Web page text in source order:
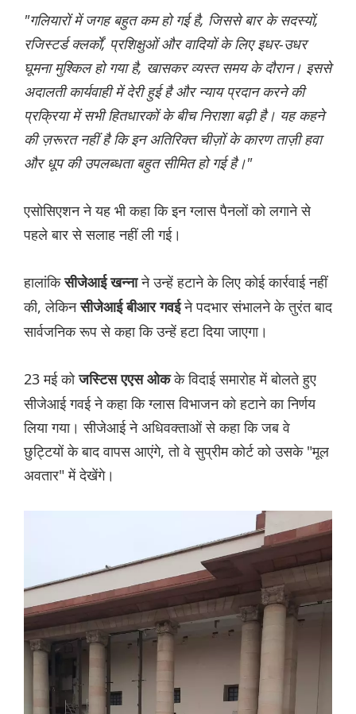
"गलियारों में जगह बहुत कम हो गई है, जिससे बार के सदस्यों,
रजिस्टर्ड क्लर्कों, प्रशिक्षुओं और वादियों के लिए इधर-उधर
घूमना मुश्किल हो गया है, खासकर व्यस्त समय के दौरान। इससे
अदालती कार्यवाही में देरी हुई है और न्याय प्रदान करने की
प्रक्रिया में सभी हितधारकों के बीच निराशा बढ़ी है। यह कहने
की ज़रूरत नहीं है कि इन अतिरिक्त चीज़ों के कारण ताज़ी हवा
और धूप की उपलब्धता बहुत सीमित हो गई है।"
एसोसिएशन ने यह भी कहा कि इन ग्लास पैनलों को लगाने से
पहले बार से सलाह नहीं ली गई।
हालांकिसीजेआई खन्नाने उन्हें हटाने के लिए कोई कार्रवाई नहीं
की, लेकिनसीजेआई बीआर गवईने पदभार संभालने के तुरंत बाद
सार्वजनिक रूप से कहा कि उन्हें हटा दिया जाएगा।
23 मई कोजस्टिस एएस ओकके विदाई समारोह में बोलते हुए
सीजेआई गवई ने कहा कि ग्लास विभाजन को हटाने का निर्णय
लिया गया। सीजेआई ने अधिवक्ताओं से कहा कि जब वे
छुट्टियों के बाद वापस आएंगे, तो वे सुप्रीम कोर्ट को उसके "मूल
अवतार" में देखेंगे।